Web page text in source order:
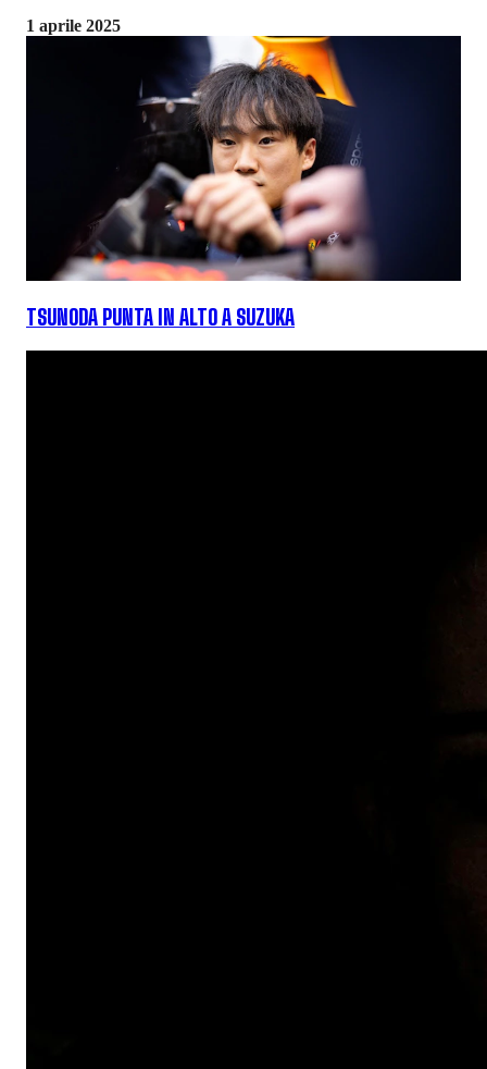
1 aprile 2025
TSUNODA PUNTA IN ALTO A SUZUKA